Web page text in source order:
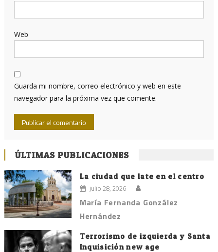
Web
Guarda mi nombre, correo electrónico y web en este
navegador para la próxima vez que comente.
ÚLTIMAS PUBLICACIONES
La ciudad que late en el centro
julio 28, 2026
María Fernanda González
Hernández
Terrorismo de izquierda y Santa
Inquisición new age